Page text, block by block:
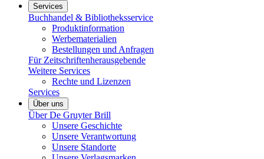
Services
Buchhandel & Bibliotheksservice
Produktinformation
Werbematerialien
Bestellungen und Anfragen
Für Zeitschriftenherausgebende
Weitere Services
Rechte und Lizenzen
Services
Über uns
Über De Gruyter Brill
Unsere Geschichte
Unsere Verantwortung
Unsere Standorte